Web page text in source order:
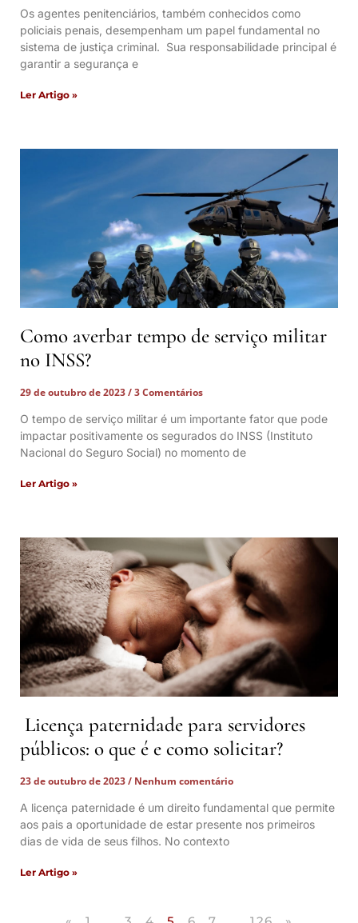
Os agentes penitenciários, também conhecidos como
policiais penais, desempenham um papel fundamental no
sistema de justiça criminal. Sua responsabilidade principal é
garantir a segurança e
Ler Artigo »
Como averbar tempo de serviço militar
no INSS?
29 de outubro de 2023
3 Comentários
O tempo de serviço militar é um importante fator que pode
impactar positivamente os segurados do INSS (Instituto
Nacional do Seguro Social) no momento de
Ler Artigo »
Licença paternidade para servidores
públicos: o que é e como solicitar?
23 de outubro de 2023
Nenhum comentário
A licença paternidade é um direito fundamental que permite
aos pais a oportunidade de estar presente nos primeiros
dias de vida de seus filhos. No contexto
Ler Artigo »